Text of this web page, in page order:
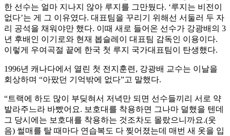
한 선수는 얼마 지나지 않아 루지를 그만뒀다. ‘루지는 비전이
없다’는 게 그 이유였다. 대표팀을 꾸리기 위해선 서둘러 두 자
리 공석을 채워야만 했다. 이때 새로 들어온 선수가 강광배의 3
년 후배인 이기로와 현재 봅슬레이 대표팀 감독인 이용이다.
이렇게 우여곡절 끝에 한국 첫 루지 국가대표팀이 탄생했다.
1996년 캐나다에서 열린 첫 전지훈련, 강광배 교수는 이날을
회상하며 “아팠던 기억밖에 없다”고 말했다.
“트랙에 하도 많이 부딪혀서 저녁만 되면 선수들끼리 서로 약
발라주느라 바빴어요. 보호대를 착용하면 그나마 덜했을 텐데
그 당시에는 보호대를 착용하는 것조차도 몰랐으니까요.(웃
음) 썰매를 탈 때마다 연습복도 다 찢어졌는데 매번 새 옷을 입